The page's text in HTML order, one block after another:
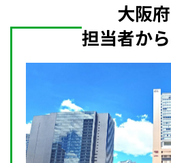
大阪
担当者か